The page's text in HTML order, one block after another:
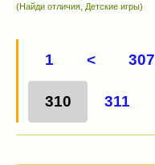
(Найди отличия, Детские игры)
1 < 307
310 311